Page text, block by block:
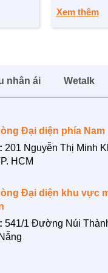
thứ
tựu
mốc
UCdHH...
thức, đại
nguyện viên
thành phố.
Xem thêm
nhân ái Wetalk
Đại diện phía Nam
201 Nguyễn Thị Minh
HCM
Đại diện khu vực
541/1 Đường Núi